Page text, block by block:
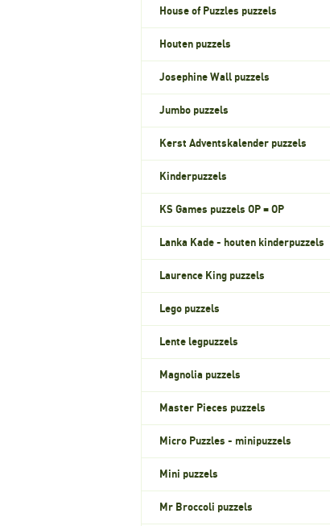
House of Puzzles puzzels
Houten puzzels
Josephine Wall puzzels
Jumbo puzzels
Kerst Adventskalender puzzels
Kinderpuzzels
KS Games puzzels OP = OP
Lanka Kade - houten kinderpuzzels
Laurence King puzzels
Lego puzzels
Lente legpuzzels
Magnolia puzzels
Master Pieces puzzels
Micro Puzzles - minipuzzels
Mini puzzels
Mr Broccoli puzzels